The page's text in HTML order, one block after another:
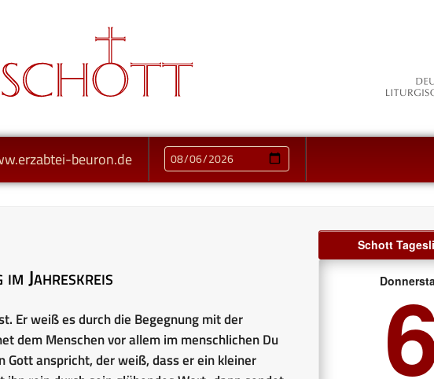
beuron.de
Jahreskreis
Er weiß es durch die Begegnung mit der
dem Menschen vor allem im menschlichen Du
Gott anspricht, der weiß, dass er ein kleiner
Schott
6